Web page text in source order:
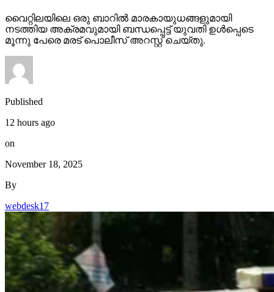
വൈറ്റിലയിലെ ഒരു ബാറില്‍ മാരകായുധങ്ങളുമായി
നടത്തിയ അക്രമവുമായി ബന്ധപ്പെട്ട് യുവതി ഉള്‍പ്പെടെ
മൂന്നു പേരെ മരട് പൊലീസ് അറസ്റ്റ് ചെയ്തു.
Published
12 hours ago
on
November 18, 2025
By
webdesk17